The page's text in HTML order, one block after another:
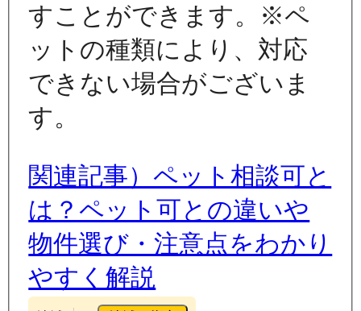
すことができます。※ペ
ットの種類により、対応
できない場合がございま
す。
関連記事）ペット相談可と
は？ペット可との違いや
物件選び・注意点をわかり
やすく解説